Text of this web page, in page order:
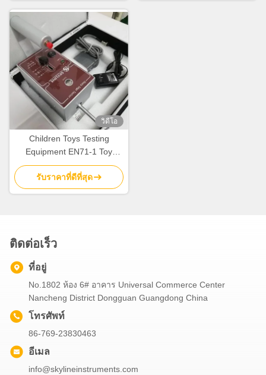
วิดีโอ
Children Toys Testing
Equipment EN71-1 Toy
Safety Sharp Edge Tester
รับราคาที่ดีที่สุด
ติดต่อเร็ว
ที่อยู่
No.1802 ห้อง 6# อาคาร Universal Commerce Center
Nancheng District Dongguan Guangdong China
โทรศัพท์
86-769-23830463
อีเมล
info@skylineinstruments.com